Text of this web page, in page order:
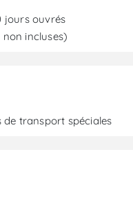
jours ouvrés
non incluses)
de transport spéciales